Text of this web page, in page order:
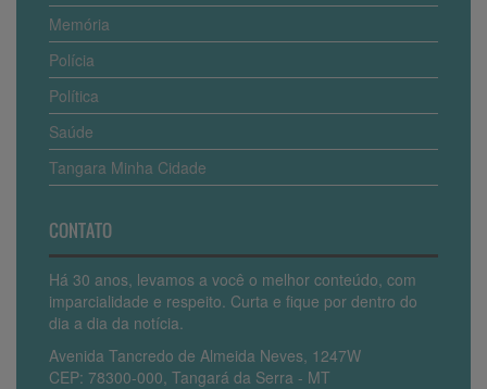
Memória
Polícia
Política
Saúde
Tangara Minha Cidade
CONTATO
Há 30 anos, levamos a você o melhor conteúdo, com
imparcialidade e respeito. Curta e fique por dentro do
dia a dia da notícia.
Avenida Tancredo de Almeida Neves, 1247W
CEP: 78300-000, Tangará da Serra - MT